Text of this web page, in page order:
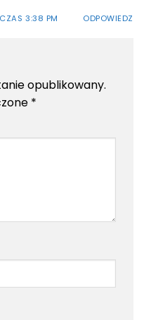
3:38 PM ODPOWIEDZ
opublikowany.
*